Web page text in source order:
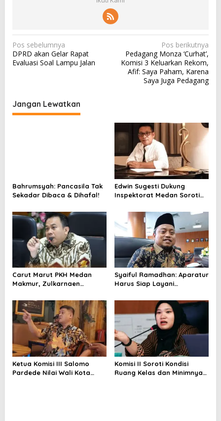
N
a
g
a
s
Pos sebelumnya
DPRD akan Gelar Rapat
Evaluasi Soal Lampu Jalan
Pos berikutnya
Pedagang Monza ‘Curhat’,
Komisi 3 Keluarkan Rekom,
Afif: Saya Paham, Karena
Saya Juga Pedagang
Jangan Lewatkan
Bahrumsyah: Pancasila Tak
Sekadar Dibaca & Dihafal!
Edwin Sugesti Dukung
Inspektorat Medan Soroti
Terkait Rendahnya Serapan
Anggaran
Carut Marut PKH Medan
Makmur, Zulkarnaen
Pemko Salurkan Bansos
Syaiful Ramadhan: Aparatur
Harus Siap Layani
Senang
Ketua Komisi III Salomo
Pardede Nilai Wali Kota
Komisi II Soroti Kondisi
Ruang Kelas dan Minimnya